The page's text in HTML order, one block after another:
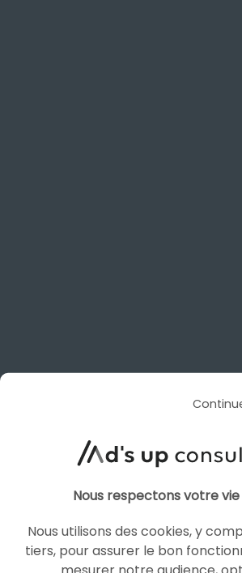
Nous respectons votre
Nous utilisons des cookies, y
tiers, pour assurer le bon